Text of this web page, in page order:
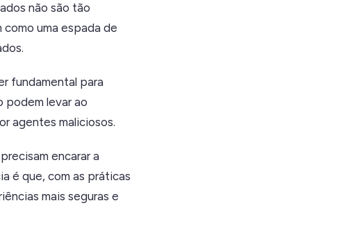
não são tão
uma espada de
fundamental para
podem levar ao
agentes maliciosos.
encarar a
é que, com as práticas
mais seguras e